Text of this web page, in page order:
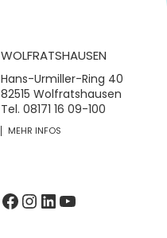
WOLFRATSHAUSEN
Hans-Urmiller-Ring 40
82515 Wolfratshausen
Tel. 08171 16 09-100
MEHR INFOS
Facebook
Instagram
LinkedIn
YouTube